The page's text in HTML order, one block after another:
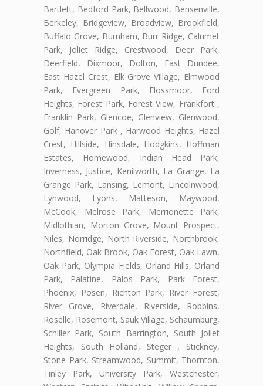
Bartlett, Bedford Park, Bellwood, Bensenville,
Berkeley, Bridgeview, Broadview, Brookfield,
Buffalo Grove, Burnham, Burr Ridge, Calumet
Park, Joliet Ridge, Crestwood, Deer Park,
Deerfield, Dixmoor, Dolton, East Dundee,
East Hazel Crest, Elk Grove Village, Elmwood
Park, Evergreen Park, Flossmoor, Ford
Heights, Forest Park, Forest View, Frankfort ,
Franklin Park, Glencoe, Glenview, Glenwood,
Golf, Hanover Park , Harwood Heights, Hazel
Crest, Hillside, Hinsdale, Hodgkins, Hoffman
Estates, Homewood, Indian Head Park,
Inverness, Justice, Kenilworth, La Grange, La
Grange Park, Lansing, Lemont, Lincolnwood,
Lynwood, Lyons, Matteson, Maywood,
McCook, Melrose Park, Merrionette Park,
Midlothian, Morton Grove, Mount Prospect,
Niles, Norridge, North Riverside, Northbrook,
Northfield, Oak Brook, Oak Forest, Oak Lawn,
Oak Park, Olympia Fields, Orland Hills, Orland
Park, Palatine, Palos Park, Park Forest,
Phoenix, Posen, Richton Park, River Forest,
River Grove, Riverdale, Riverside, Robbins,
Roselle, Rosemont, Sauk Village, Schaumburg,
Schiller Park, South Barrington, South Joliet
Heights, South Holland, Steger , Stickney,
Stone Park, Streamwood, Summit, Thornton,
Tinley Park, University Park, Westchester,